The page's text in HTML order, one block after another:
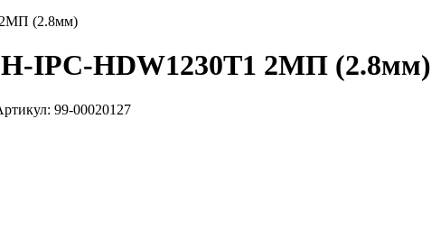
2MП (2.8мм)
IPC-HDW1230T1 2MП (2.8мм)
99-00020127